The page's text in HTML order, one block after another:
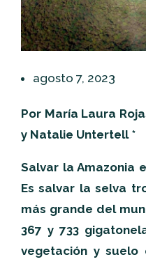
agosto 7, 2023
Por María Laura
y Natalie Untertell *
Salvar la Amazonia
Es salvar la selva
más grande del
367 y 733
vegetación y